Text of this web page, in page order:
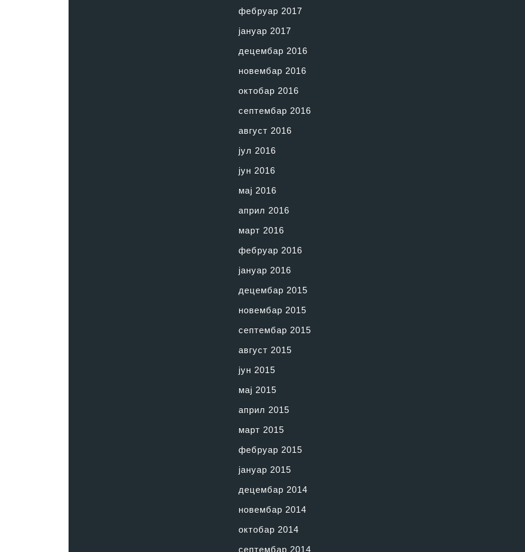
фебруар 2017
јануар 2017
децембар 2016
новембар 2016
октобар 2016
септембар 2016
август 2016
јул 2016
јун 2016
мај 2016
април 2016
март 2016
фебруар 2016
јануар 2016
децембар 2015
новембар 2015
септембар 2015
август 2015
јун 2015
мај 2015
април 2015
март 2015
фебруар 2015
јануар 2015
децембар 2014
новембар 2014
октобар 2014
септембар 2014